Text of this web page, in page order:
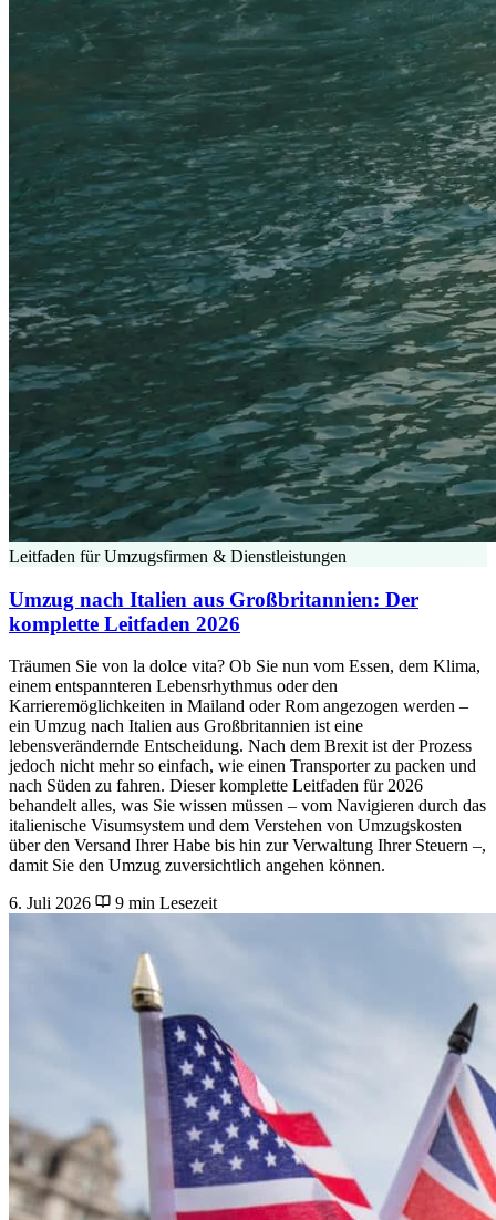
Leitfaden für Umzugsfirmen & Dienstleistungen
Umzug nach Italien aus Großbritannien: Der
komplette Leitfaden 2026
Träumen Sie von la dolce vita? Ob Sie nun vom Essen, dem Klima,
einem entspannteren Lebensrhythmus oder den
Karrieremöglichkeiten in Mailand oder Rom angezogen werden –
ein Umzug nach Italien aus Großbritannien ist eine
lebensverändernde Entscheidung. Nach dem Brexit ist der Prozess
jedoch nicht mehr so einfach, wie einen Transporter zu packen und
nach Süden zu fahren. Dieser komplette Leitfaden für 2026
behandelt alles, was Sie wissen müssen – vom Navigieren durch das
italienische Visumsystem und dem Verstehen von Umzugskosten
über den Versand Ihrer Habe bis hin zur Verwaltung Ihrer Steuern –,
damit Sie den Umzug zuversichtlich angehen können.
6. Juli 2026
9 min Lesezeit